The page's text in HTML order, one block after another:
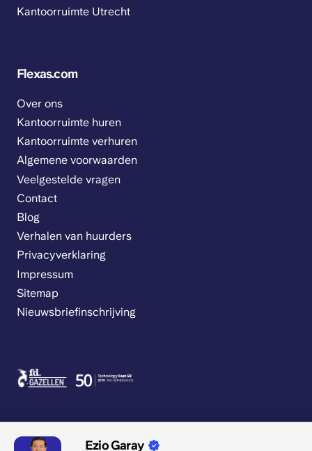
Ezio Garay
Kantoorruimte Utrecht
Flexas.com
Over ons
Kantoorruimte huren
Kantoorruimte verhuren
Algemene voorwaarden
Veelgestelde vragen
Contact
Blog
Verhalen van huurders
Privacyverklaring
Impressum
Sitemap
Nieuwsbriefinschrijving